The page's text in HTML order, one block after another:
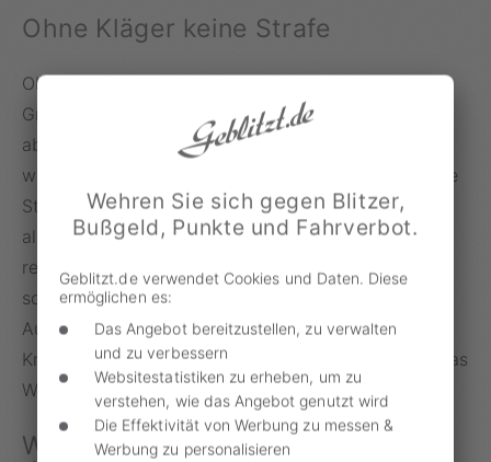
Ohne Kläger keine Strafe
Ob ein rechtswidriges Befahren eines privaten
Grundstücks auch verfolgt wird, kann davon
abhängen, ob diese Tat von den Besitzern gemeldet
wird. Unter Umständen gilt: Wo kein Kläger, da keine
Strafe. Einige Inhaber zeigen sich verständnisvoller
als andere und melden ein vermeintlich
rechtswidriges Wenden nicht bei der Polizei. Darauf
sollte man sich aber nicht verlassen. Vielmehr sind
Autofahrer gut beraten, wenn möglich, lieber einen
Kreisverkehr oder einen öffentlichen Parkplatz für das
Wendemanöver zu benutzen.
Wenden verboten: Welche Strafen
Wehren Sie sich gegen Blitzer,
Bußgeld, Punkte und Fahrverbot.
Geblitzt.de verwendet Cookies und Daten. Diese
ermöglichen es:
Das Angebot bereitzustellen, zu verwalten
und zu verbessern
Websitestatistiken zu erheben, um zu
verstehen, wie das Angebot genutzt wird
Die Effektivität von Werbung zu messen &
Werbung zu personalisieren